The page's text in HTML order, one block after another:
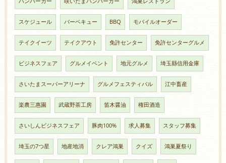
スケジュール バーベキュー BBQ モバイルオーダー
テイクイーツ テイクアウト 免許センター 免許センターグルメ
ビジネスフェア グルメイベント 地元グルメ 埼玉縣信用金庫
さいたまスーパーアリーナ グルメフェスティバル 江中畜産
楽農三惠園 武蔵野茶工房 笛木醤油 権田酒造
さいしんビジネスフェア 豚肉100% 求人募集 スタッフ募集
埼玉の7つ星 地産地消 クレア鴻巣 クイズ 鴻巣夏祭り